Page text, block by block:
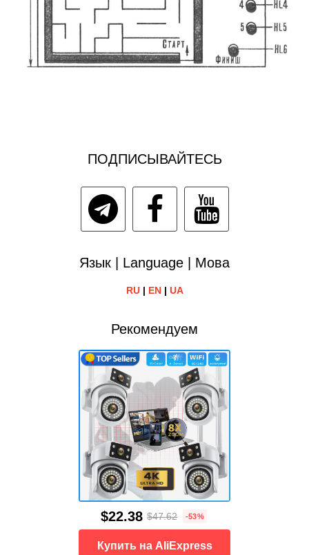
ПОДПИСЫВАЙТЕСЬ
Язык | Language | Мова
RU| EN| UA
Рекомендуем
$22.38 $47.62 -53%
Купить на AliExpress